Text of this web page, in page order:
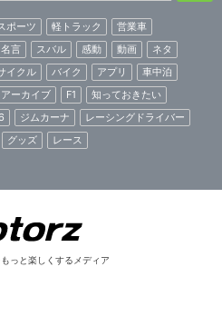
ポーツ 軽トラック
営業車
名言 スバル 感動 動画
ネタ
イクル バイク アプリ
車中泊
アーカイブ F1
知っておきたい
ジムカーナ
レーシングドライバー
グッズ レース
っと楽しくするメディア